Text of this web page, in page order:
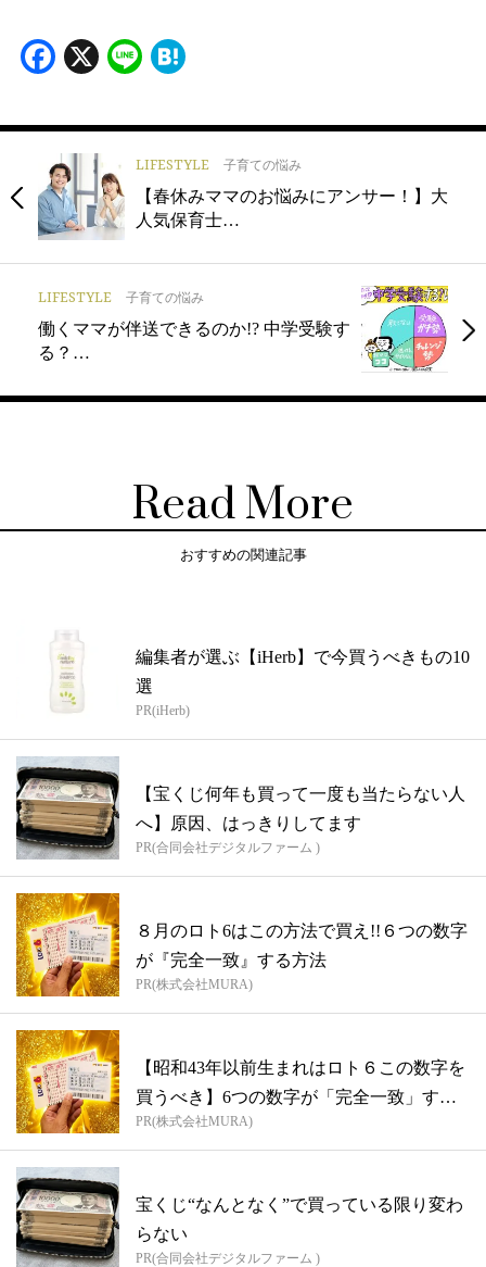
Facebook
X Line
LIFESTYLE 子育ての悩み
【春休みママのお悩みにアンサー！】大
人気保育士…
LIFESTYLE 子育ての悩み
働くママが伴送できるのか!? 中学受験す
る？…
Read More
おすすめの関連記事
編集者が選ぶ【iHerb】で今買うべきもの10
選
PR(iHerb)
【宝くじ何年も買って一度も当たらない人
へ】原因、はっきりしてます
PR(合同会社デジタルファーム )
８月のロト6はこの方法で買え!!６つの数字
が『完全一致』する方法
PR(株式会社MURA)
【昭和43年以前生まれはロト６この数字を
買うべき】6つの数字が「完全一致」する
方...
PR(株式会社MURA)
宝くじ“なんとなく”で買っている限り変わ
らない
PR(合同会社デジタルファーム )